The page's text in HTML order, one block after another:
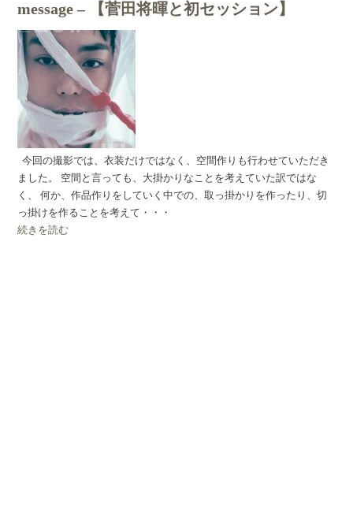
message – 【菅田将暉と初セッション】
今回の撮影では、衣装だけではなく、空間作りも行わせていただき
ました。 空間と言っても、大掛かりなことを考えていた訳ではな
く、 何か、作品作りをしていく中での、取っ掛かりを作ったり、切
っ掛けを作ることを考えて・・・
続きを読む